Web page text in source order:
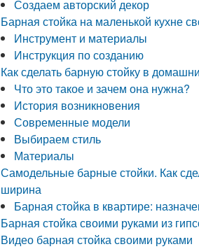
Создаем авторский декор
Барная стойка на маленькой кухне
Инструмент и материалы
Инструкция по созданию
Как сделать барную стойку в
Что это такое и зачем она нужна?
История возникновения
Современные модели
Выбираем стиль
Материалы
Самодельные барные стойки. Как
ширина
Барная стойка в квартире:
Барная стойка своими руками из
Видео барная стойка своими руками